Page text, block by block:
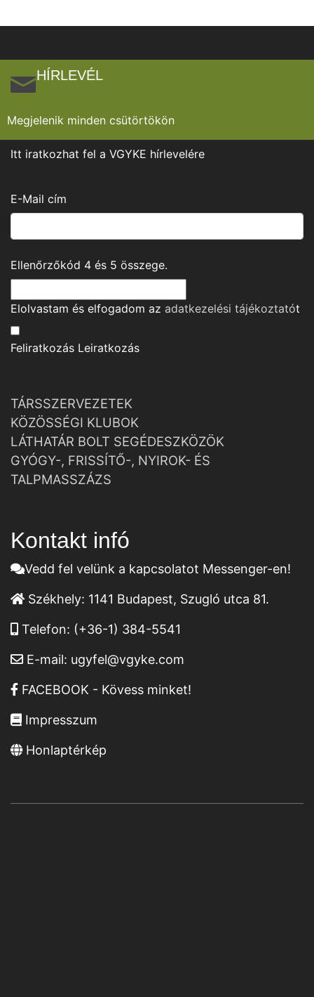
HÍRLEVÉL
Megjelenik minden csütörtökön
Itt iratkozhat fel a VGYKE hírlevelére
E-Mail cím
Ellenőrzőkód 4 és 5 összege.
Elolvastam és elfogadom az adatkezelési tájékoztatót
Feliratkozás Leiratkozás
TÁRSSZERVEZETEK
KÖZÖSSÉGI KLUBOK
LÁTHATÁR BOLT SEGÉDESZKÖZÖK
GYÓGY-, FRISSÍTŐ-, NYIROK- ÉS
TALPMASSZÁZS
Kontakt infó
Vedd fel velünk a kapcsolatot Messenger-en!
Székhely: 1141 Budapest, Szugló utca 81.
Telefon: (+36-1) 384-5541
E-mail: ugyfel@vgyke.com
FACEBOOK - Kövess minket!
Impresszum
Honlaptérkép